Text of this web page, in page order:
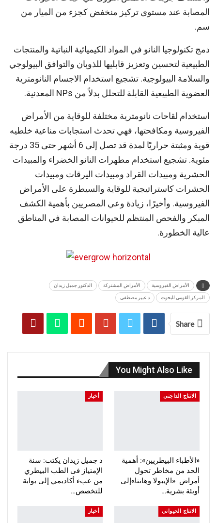
المصابة عند مستوى تركيز منخفض كجزء من الميار من
سم.
دمج تكنولوجيا النانو في المواد الكيميائية النباتية والمنتجات
الطبيعية لتحسين وتعزيز قابليها للذوبان والتوافق البيولوجي
والسلامة البيولوجية. تشجيع استخدام الاجسام النانومترية
العضوية الطبيعية القابلة للتحلل بدلاً من NPs المعدنية.
استخدام لقاحات نانومترية مختلفة للوقاية من الأمراض
الفيروسية ومكافحتها، فهي تحدث استجابات مناعية خلطيه
قوية ومثبتة حراريًا لمدة قد تصل إلى 6 أشهر حتى 35 درجة
مئوية. تشجيع استخدام مطهرات النانو الخضراء والمبيدات
الحشرية ومبيدات القراد ومبيدات اليرقات ومبيدات
الحشرات كاستراتيجية للوقاية والسيطرة على الأمراض
الفيروسية. وأخيرًا، زيادة وعي المصريين بأهمية الكشف
المبكر والفحص المنتظم للحيوانات المصابة في المناطق
عالية الخطورة.
الأمراض الفيروسية الأمراض المشتركة الدكتور جميل زيدان
المركز القومي للبحوث د عبير مصطفي
Share
You Might Also Like
الانتاج الداجني
«الأطباء البيطريين»: أهمية
الحد من مخاطر تحول
أمراض «الإيبولا وهانتا»إلى
أوبئة بشرية…
أخبار
د جميل زيدان يكتب: سنة
الإمتياز فى الطب البيطري
من عبء أكاديمي إلى بوابة
للتخصص…
الانتاج الحيواني أخبار